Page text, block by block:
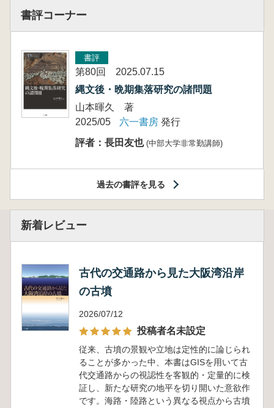
書評コーナー
書評
第80回 2025.07.15
縄文後・晩期集落研究の諸問題
山本暉久 著
2025/05
六一書房 発行
評者：長田友也 (中部大学非常勤講師)
過去の書評を見る
新着レビュー
古代の交通路から見た大阪湾沿岸
の古墳
2026/07/12
投稿者名未設定
従来、古墳の景観や立地は定性的に論じられ
ることが多かった中、本書はGISを用いて古
代交通路からの視認性を客観的・定量的に検
証し、新たな研究の地平を切り開いた意欲作
です。海路・陸路という異なる視点から古墳